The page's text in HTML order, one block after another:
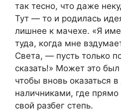
так тесно, что даже
Тут — то и родилась
лишнее к мачехе. «Я
туда, когда мне
Света, — пусть только
сказать!» Может это
чтобы вновь оказаться
наличниками, где прямо
свой разбег степь.